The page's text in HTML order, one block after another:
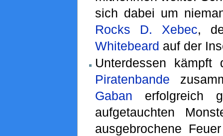
sich dabei um
Rocks D. Xebec,
Whitebeard auf der
Unterdessen
Piratenbande
Gaban erfolgreich
aufgetauchten
ausgebrochene